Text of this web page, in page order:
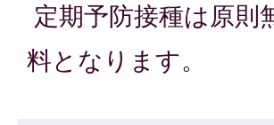
定期予防接種は原則
料となります。